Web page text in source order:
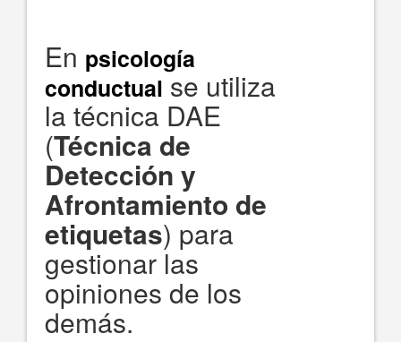
En psicología
conductualse utiliza
la técnica DAE
(Técnica de
Detección y
Afrontamiento de
etiquetas) para
gestionar las
opiniones de los
demás.